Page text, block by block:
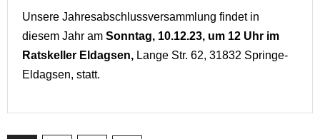
Unsere Jahresabschlussversammlung findet in
diesem Jahr am Sonntag, 10.12.23, um 12 Uhr im
Ratskeller Eldagsen, Lange Str. 62, 31832 Springe-
Eldagsen, statt.